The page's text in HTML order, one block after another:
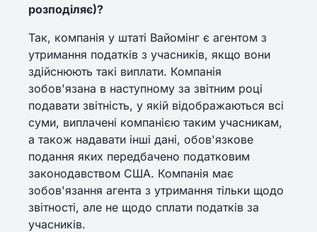
розподіляє)?
Так, компанія у штаті Вайомінг є агентом з
утримання податків з учасників, якщо вони
здійснюють такі виплати. Компанія
зобов'язана в наступному за звітним році
подавати звітність, у якій відображаються всі
суми, виплачені компанією таким учасникам,
а також надавати інші дані, обов'язкове
подання яких передбачено податковим
законодавством США. Компанія має
зобов'язання агента з утримання тільки щодо
звітності, але не щодо сплати податків за
учасників.